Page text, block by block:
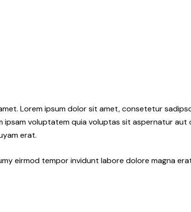
Lorem ipsum dolor sit amet, consetetur
ipsam voluptatem quia voluptas sit aspernatur
erat.
eirmod tempor invidunt labore dolore magna